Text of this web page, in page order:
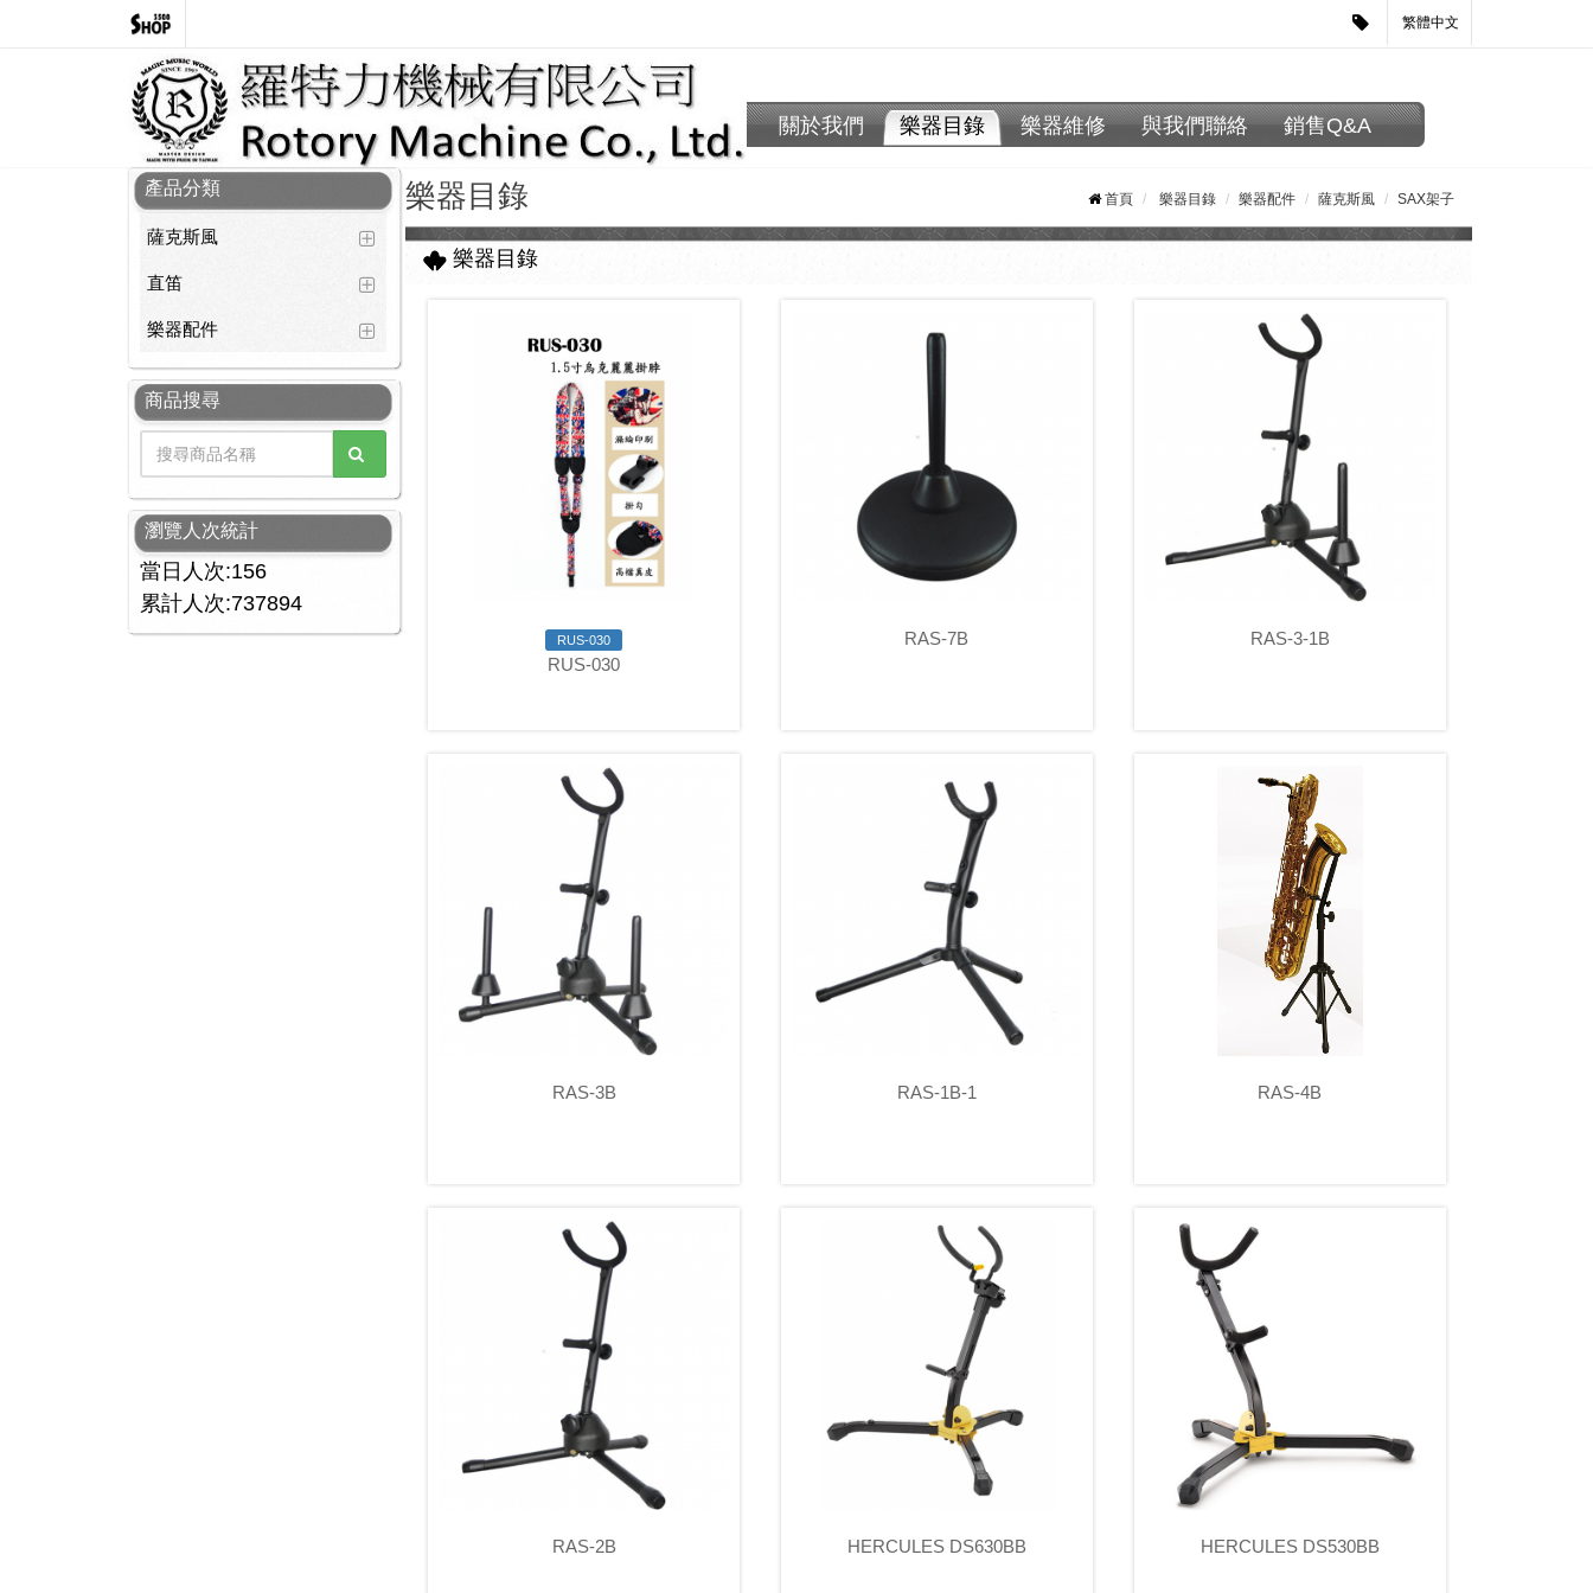
繁體中文
關於我們 樂器目錄 樂器維修 與我們聯絡 銷售Q&A
產品分類
薩克斯風
直笛
樂器配件
商品搜尋
瀏覽人次統計
當日人次:156
累計人次:737894
樂器目錄 首頁 樂器目錄 樂器配件 薩克斯風 SAX架子
樂器目錄
RUS-030
RUS-030
RAS-7B RAS-3-1B
RAS-3B RAS-1B-1 RAS-4B
RAS-2B HERCULES DS630BB HERCULES DS530BB